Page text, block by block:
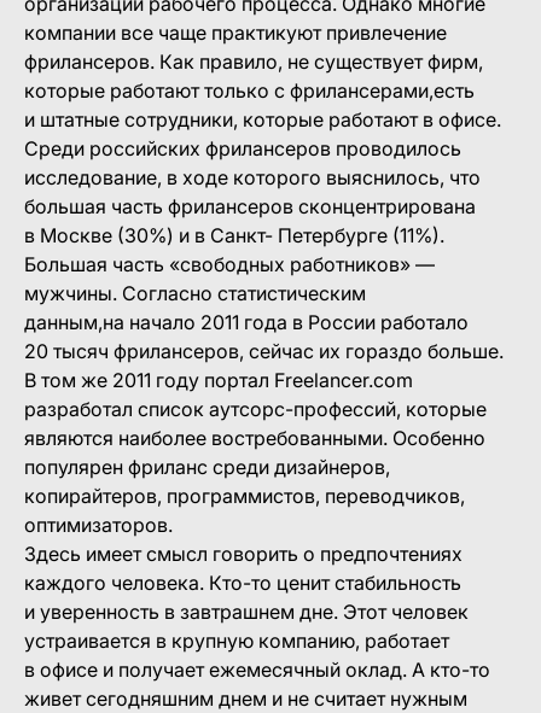
компании все чаще практикуют привлечение
фрилансеров. Как правило, не существует фирм,
которые работают только с фрилансерами,есть
и штатные сотрудники, которые работают в офисе.
Среди российских фрилансеров проводилось
исследование, в ходе которого выяснилось, что
большая часть фрилансеров сконцентрирована
в Москве (30%) и в Санкт- Петербурге (11%).
Большая часть «свободных работников» —
мужчины. Согласно статистическим
данным,на начало 2011 года в России работало
20 тысяч фрилансеров, сейчас их гораздо больше.
В том же 2011 году портал Freelancer.com
разработал список аутсорс-профессий, которые
являются наиболее востребованными. Особенно
популярен фриланс среди дизайнеров,
копирайтеров, программистов, переводчиков,
оптимизаторов.
Здесь имеет смысл говорить о предпочтениях
каждого человека. Кто-то ценит стабильность
и уверенность в завтрашнем дне. Этот человек
устраивается в крупную компанию, работает
в офисе и получает ежемесячный оклад. А кто-то
живет сегодняшним днем и не считает нужным